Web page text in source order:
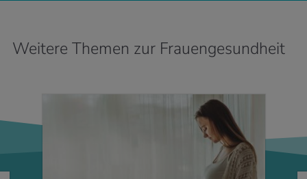
Weitere Themen zur Frauengesundheit